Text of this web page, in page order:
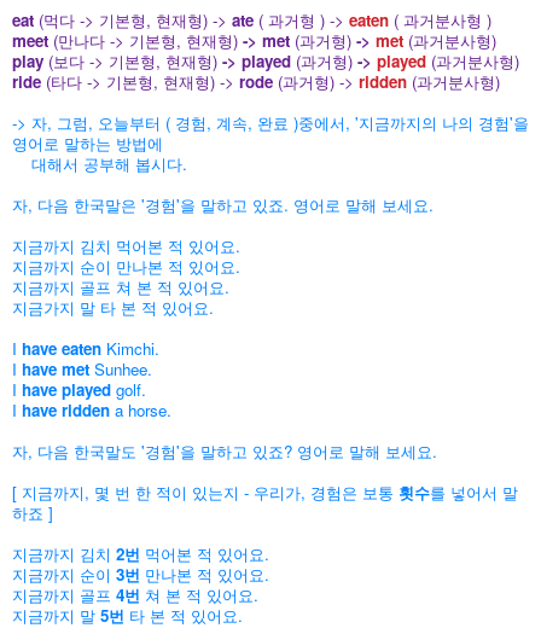
eat (먹다 -> 기본형, 현재형) -> ate ( 과거형 ) -> eaten ( 과거분사형 )
meet (만나다 -> 기본형, 현재형) -> met (과거형) -> met (과거분사형)
play (보다 -> 기본형, 현재형) -> played (과거형) -> played (과거분사형)
ride (타다 -> 기본형, 현재형) -> rode (과거형) -> ridden (과거분사형)
-> 자, 그럼, 오늘부터 ( 경험, 계속, 완료 )중에서, '지금까지의 나의 경험'을
영어로 말하는 방법에
대해서 공부해 봅시다.
자, 다음 한국말은 '경험'을 말하고 있죠. 영어로 말해 보세요.
지금까지 김치 먹어본 적 있어요.
지금까지 순이 만나본 적 있어요.
지금까지 골프 쳐 본 적 있어요.
지금가지 말 타 본 적 있어요.
I have eaten Kimchi.
I have met Sunhee.
I have played golf.
I have ridden a horse.
자, 다음 한국말도 '경험'을 말하고 있죠? 영어로 말해 보세요.
[ 지금까지, 몇 번 한 적이 있는지 - 우리가, 경험은 보통 횟수를 넣어서 말
하죠 ]
지금까지 김치 2번 먹어본 적 있어요.
지금까지 순이 3번 만나본 적 있어요.
지금까지 골프 4번 쳐 본 적 있어요.
지금까지 말 5번 타 본 적 있어요.